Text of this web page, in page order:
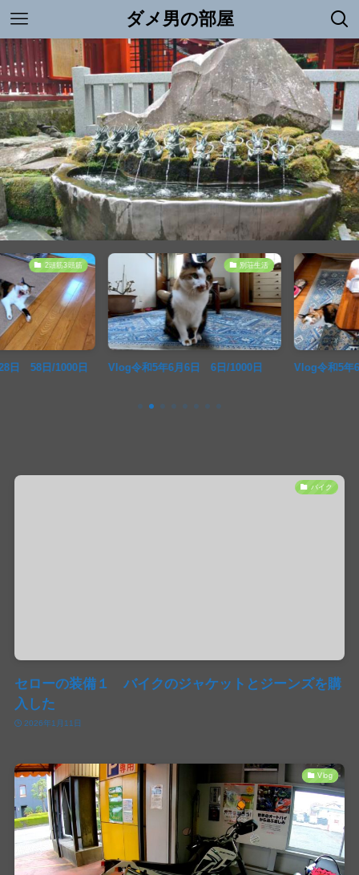
ダメ男の部屋
2頭筋3頭筋
58日/1000日
別荘生活
Vlog令和5年6月6日 6日/1000日 Vlog令和5年6
バイク
セローの装備１ バイクのジャケットとジーンズを購
入した
2026年1月11日
Vlog